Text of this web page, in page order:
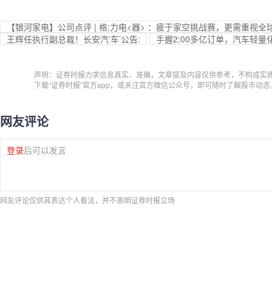
【银河家电】公司点评 | 格;力电<器> ：疲于家空挑战赛，更需重视全
王辉任执行副总裁！长安汽‘车’公告:
手握2;00多亿订单，汽车轻量
声明：证券时报力求信息真实、准确，文章提及内容仅供参考，不构成实
下载“证券时报”官方app，或关注官方微信公众号，即可随时了解股市动
网友评论
登录后可以发言
网友评论仅供其表达个人看法，并不表明证券时报立场